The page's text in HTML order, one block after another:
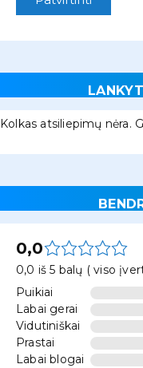
Kolkas atsiliepimų nėra.
0,0
0,0 iš 5 balų ( viso
Puikiai
Labai gerai
Vidutiniškai
Prastai
Labai blogai